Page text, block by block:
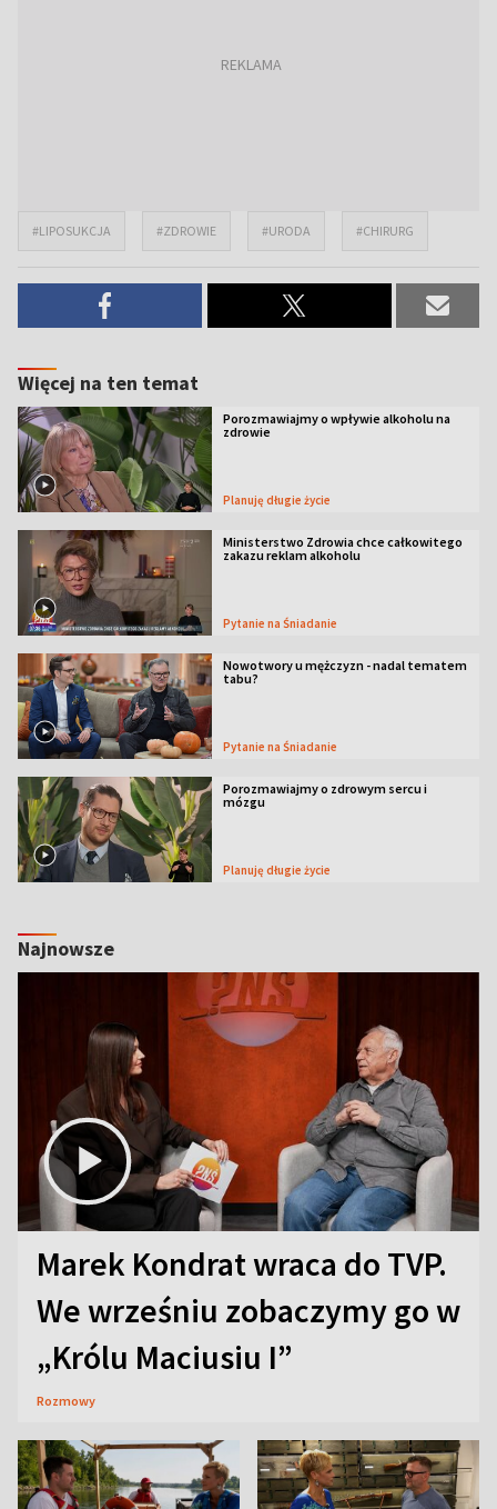
#LIPOSUKCJA #ZDROWIE #URODA #CHIRURG
Więcej na ten temat
Porozmawiajmy o wpływie alkoholu na
zdrowie
Planuję długie życie
Ministerstwo Zdrowia chce całkowitego
zakazu reklam alkoholu
Pytanie na Śniadanie
Nowotwory u mężczyzn - nadal tematem
tabu?
Pytanie na Śniadanie
Porozmawiajmy o zdrowym sercu i
mózgu
Planuję długie życie
Najnowsze
Marek Kondrat wraca do TVP.
We wrześniu zobaczymy go w
„Królu Maciusiu I”
Rozmowy